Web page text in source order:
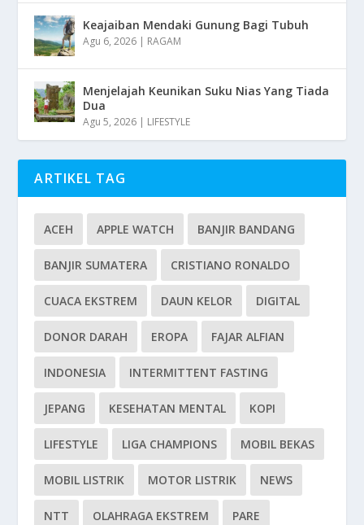
Keajaiban Mendaki Gunung Bagi Tubuh
Agu 6, 2026 | RAGAM
Menjelajah Keunikan Suku Nias Yang Tiada
Dua
Agu 5, 2026 | LIFESTYLE
ARTIKEL TAG
ACEH APPLE WATCH BANJIR BANDANG
BANJIR SUMATERA CRISTIANO RONALDO
CUACA EKSTREM DAUN KELOR DIGITAL
DONOR DARAH EROPA FAJAR ALFIAN
INDONESIA INTERMITTENT FASTING
JEPANG KESEHATAN MENTAL KOPI
LIFESTYLE LIGA CHAMPIONS MOBIL BEKAS
MOBIL LISTRIK MOTOR LISTRIK NEWS
NTT OLAHRAGA EKSTREM PARE